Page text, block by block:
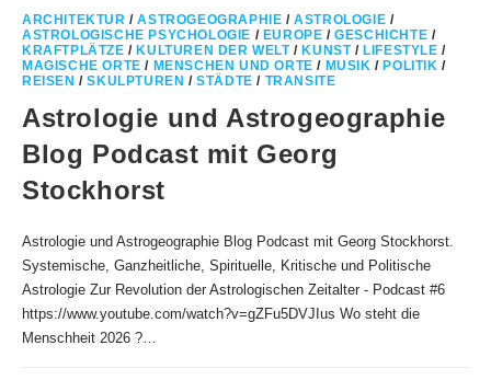
ARCHITEKTUR /ASTROGEOGRAPHIE /ASTROLOGIE /
ASTROLOGISCHE PSYCHOLOGIE / EUROPE /GESCHICHTE /
KRAFTPLÄTZE / KULTUREN DER WELT/ KUNST/ LIFESTYLE /
MAGISCHE ORTE / MENSCHEN UND ORTE / MUSIK / POLITIK /
REISEN /SKULPTUREN /STÄDTE / TRANSITE
Astrologie und Astrogeographie
Blog Podcast mit Georg
Stockhorst
Astrologie und Astrogeographie Blog Podcast mit Georg Stockhorst.
Systemische, Ganzheitliche, Spirituelle, Kritische und Politische
Astrologie Zur Revolution der Astrologischen Zeitalter - Podcast #6
https://www.youtube.com/watch?v=gZFu5DVJIus Wo steht die
Menschheit 2026 ?…